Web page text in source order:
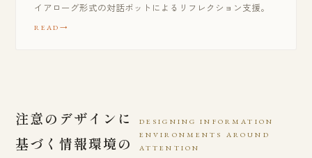
イアローグ形式の対話ボットによるリフレクション支援。
READ
注意のデザインに
基づく情報環境の
DESIGNING INFORMATION
ENVIRONMENTS AROUND
ATTENTION